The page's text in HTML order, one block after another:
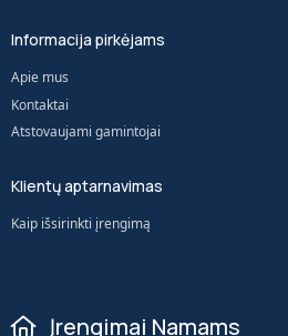
Informacija pirkėjams
Apie mus
Kontaktai
Atstovaujami gamintojai
Klientų aptarnavimas
Kaip išsirinkti įrengimą
Įrengimai Namams